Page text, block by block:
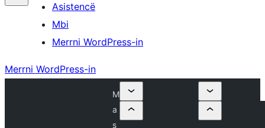
Asistencë
Mbi
Merrni WordPress-in
Merrni WordPress-in
M
a
s